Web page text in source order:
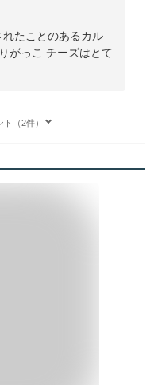
たことのあるカル
がっこ チーズはとて
（2件）